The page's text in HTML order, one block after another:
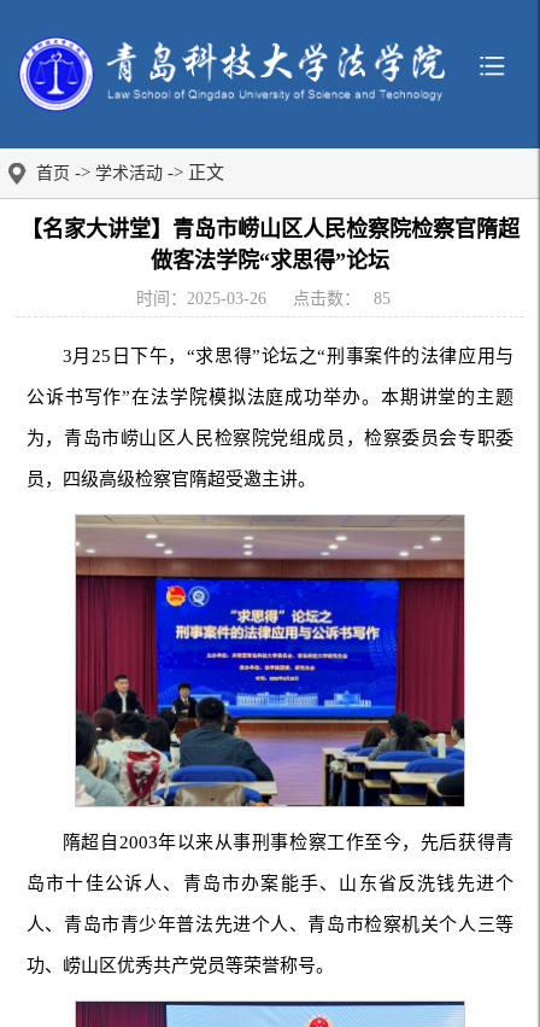
首页 -> 学术活动 -> 正文
【名家大讲堂】青岛市崂山区人民检察院检察官隋超
做客法学院“求思得”论坛
时间：2025-03-26 点击数： 85
3月25日下午，“求思得”论坛之“刑事案件的法律应用与
公诉书写作”在法学院模拟法庭成功举办。本期讲堂的主题
为，青岛市崂山区人民检察院党组成员，检察委员会专职委
员，四级高级检察官隋超受邀主讲。
隋超自2003年以来从事刑事检察工作至今，先后获得青
岛市十佳公诉人、青岛市办案能手、山东省反洗钱先进个
人、青岛市青少年普法先进个人、青岛市检察机关个人三等
功、崂山区优秀共产党员等荣誉称号。